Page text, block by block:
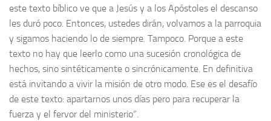
este texto bíblico ve que a Jesús y a los Apóstoles el descanso
les duró poco. Entonces, ustedes dirán, volvamos a la parroquia
y sigamos haciendo lo de siempre. Tampoco. Porque a este
texto no hay que leerlo como una sucesión cronológica de
hechos, sino sintéticamente o sincrónicamente. En definitiva
está invitando a vivir la misión de otro modo. Ese es el desafío
de este texto: apartarnos unos días pero para recuperar la
fuerza y el fervor del ministerio”.